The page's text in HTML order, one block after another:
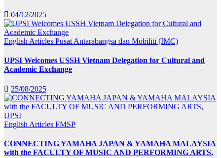
04/12/2025
English Articles Pusat Antarabangsa dan Mobiliti (IMC)
UPSI Welcomes USSH Vietnam Delegation for Cultural and
Academic Exchange
25/08/2025
English Articles FMSP
CONNECTING YAMAHA JAPAN & YAMAHA MALAYSIA
with the FACULTY OF MUSIC AND PERFORMING ARTS,